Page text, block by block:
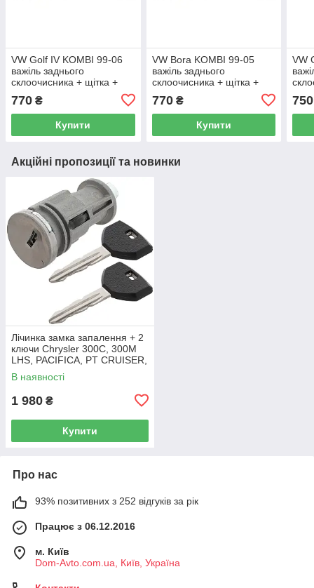
VW Golf IV KOMBI 99-06
важіль заднього
склоочисника + щітка +
заднього скла 2шт KPL
770 ₴
Купити
VW Bora KOMBI 99-05
важіль заднього
склоочисника + щітка +
заднього скла 2шт KPL
770₴
Купити
VW
750
Акційні пропозиції та новинки
Лічинка замка запалення + 2
ключи Chrysler 300C, 300M
LHS, PACIFICA, PT CRUISER,
SEBRING 5003843AB
В наявності
1 980 ₴
Купити
Про нас
93% позитивних з 252 відгуків за рік
Працює з 06.12.2016
м. Київ
Dom-Avto.com.ua, Київ, Україна